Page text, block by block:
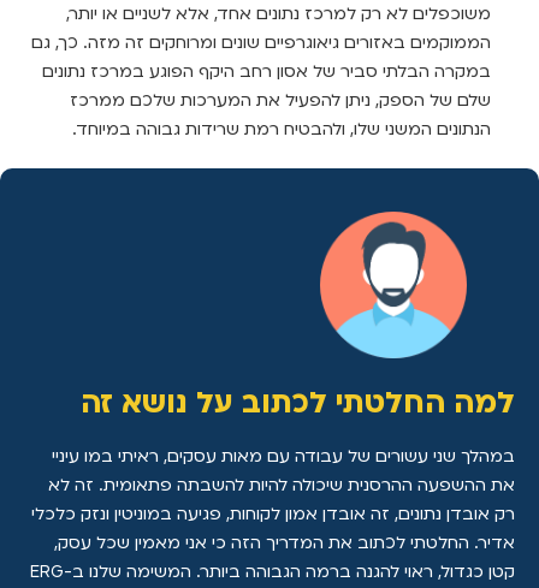
משוכפלים לא רק למרכז נתונים אחד, אלא לשניים או יותר,
הממוקמים באזורים גיאוגרפיים שונים ומרוחקים זה מזה. כך, גם
במקרה הבלתי סביר של אסון רחב היקף הפוגע במרכז נתונים
שלם של הספק, ניתן להפעיל את המערכות שלכם ממרכז
הנתונים המשני שלו, ולהבטיח רמת שרידות גבוהה במיוחד.
למה החלטתי לכתוב על נושא זה
במהלך שני עשורים של עבודה עם מאות עסקים, ראיתי במו עיניי
את ההשפעה ההרסנית שיכולה להיות להשבתה פתאומית. זה לא
רק אובדן נתונים, זה אובדן אמון לקוחות, פגיעה במוניטין ונזק כלכלי
אדיר. החלטתי לכתוב את המדריך הזה כי אני מאמין שכל עסק,
קטן כגדול, ראוי להגנה ברמה הגבוהה ביותר. המשימה שלנו ב-ERG